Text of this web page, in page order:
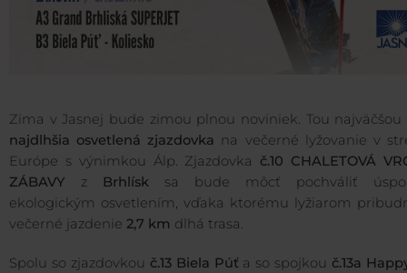
Zima v Jasnej bude zimou plnou noviniek. Tou najväčšou
najdlhšia osvetlená zjazdovka na večerné lyžovanie v
Európe s výnimkou Álp. Zjazdovka č.10 CHALETOVÁ
ZÁBAVY z Brhlísk sa bude môcť pochváliť
ekologickým osvetlením, vďaka ktorému lyžiarom
večerné jazdenie 2,7 km dlhá trasa.
Spolu so zjazdovkou č.13 Biela Púťa so spojkou č.13a